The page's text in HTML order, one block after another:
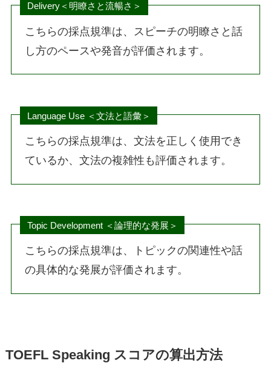
Delivery＜明瞭さと流暢さ＞
こちらの採点規準は、スピーチの明瞭さと話
し方のペースや発音が評価されます。
Language Use ＜文法と語彙＞
こちらの採点規準は、文法を正しく使用でき
ているか、文法の複雑性も評価されます。
Topic Development ＜論理的な発展＞
こちらの採点規準は、トピックの関連性や話
の具体的な発展が評価されます。
TOEFL Speaking スコアの算出方法